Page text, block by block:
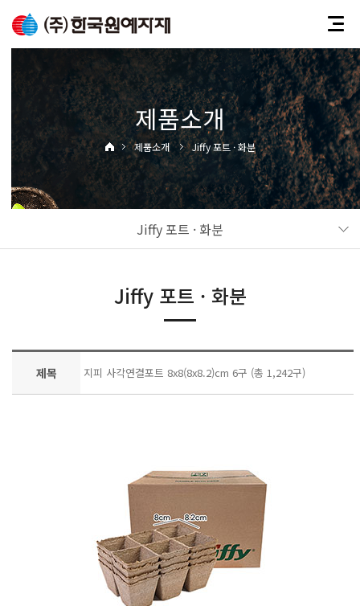
제품소개
제품소개 Jiffy 포트 · 화분
Jiffy 포트 · 화분
Jiffy 포트 · 화분
제목 지피 사각연결포트 8x8(8x8.2)cm 6구 (총 1,242구)